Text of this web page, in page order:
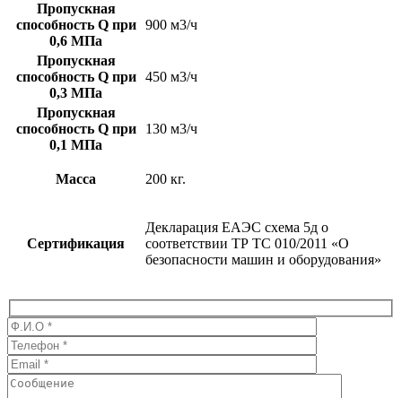
Пропускная
способность Q при
0,6 МПа
900 м3/ч
Пропускная
способность Q при
0,3 МПа
450 м3/ч
Пропускная
способность Q при
0,1 МПа
130 м3/ч
Масса 200 кг.
Сертификация
Декларация ЕАЭС схема 5д о
соответствии ТР ТС 010/2011 «О
безопасности машин и оборудования»